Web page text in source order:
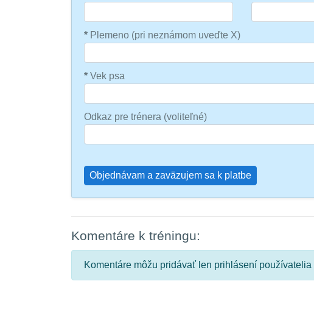
* Plemeno (pri neznámom uveďte X)
* Vek psa
Odkaz pre trénera (voliteľné)
Objednávam a zaväzujem sa k platbe
Komentáre k tréningu:
Komentáre môžu pridávať len prihlásení používatelia